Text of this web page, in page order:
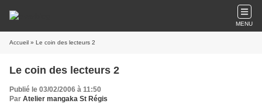
MENU
Accueil » Le coin des lecteurs 2
Le coin des lecteurs 2
Publié le 03/02/2006 à 11:50
Par Atelier mangaka St Régis